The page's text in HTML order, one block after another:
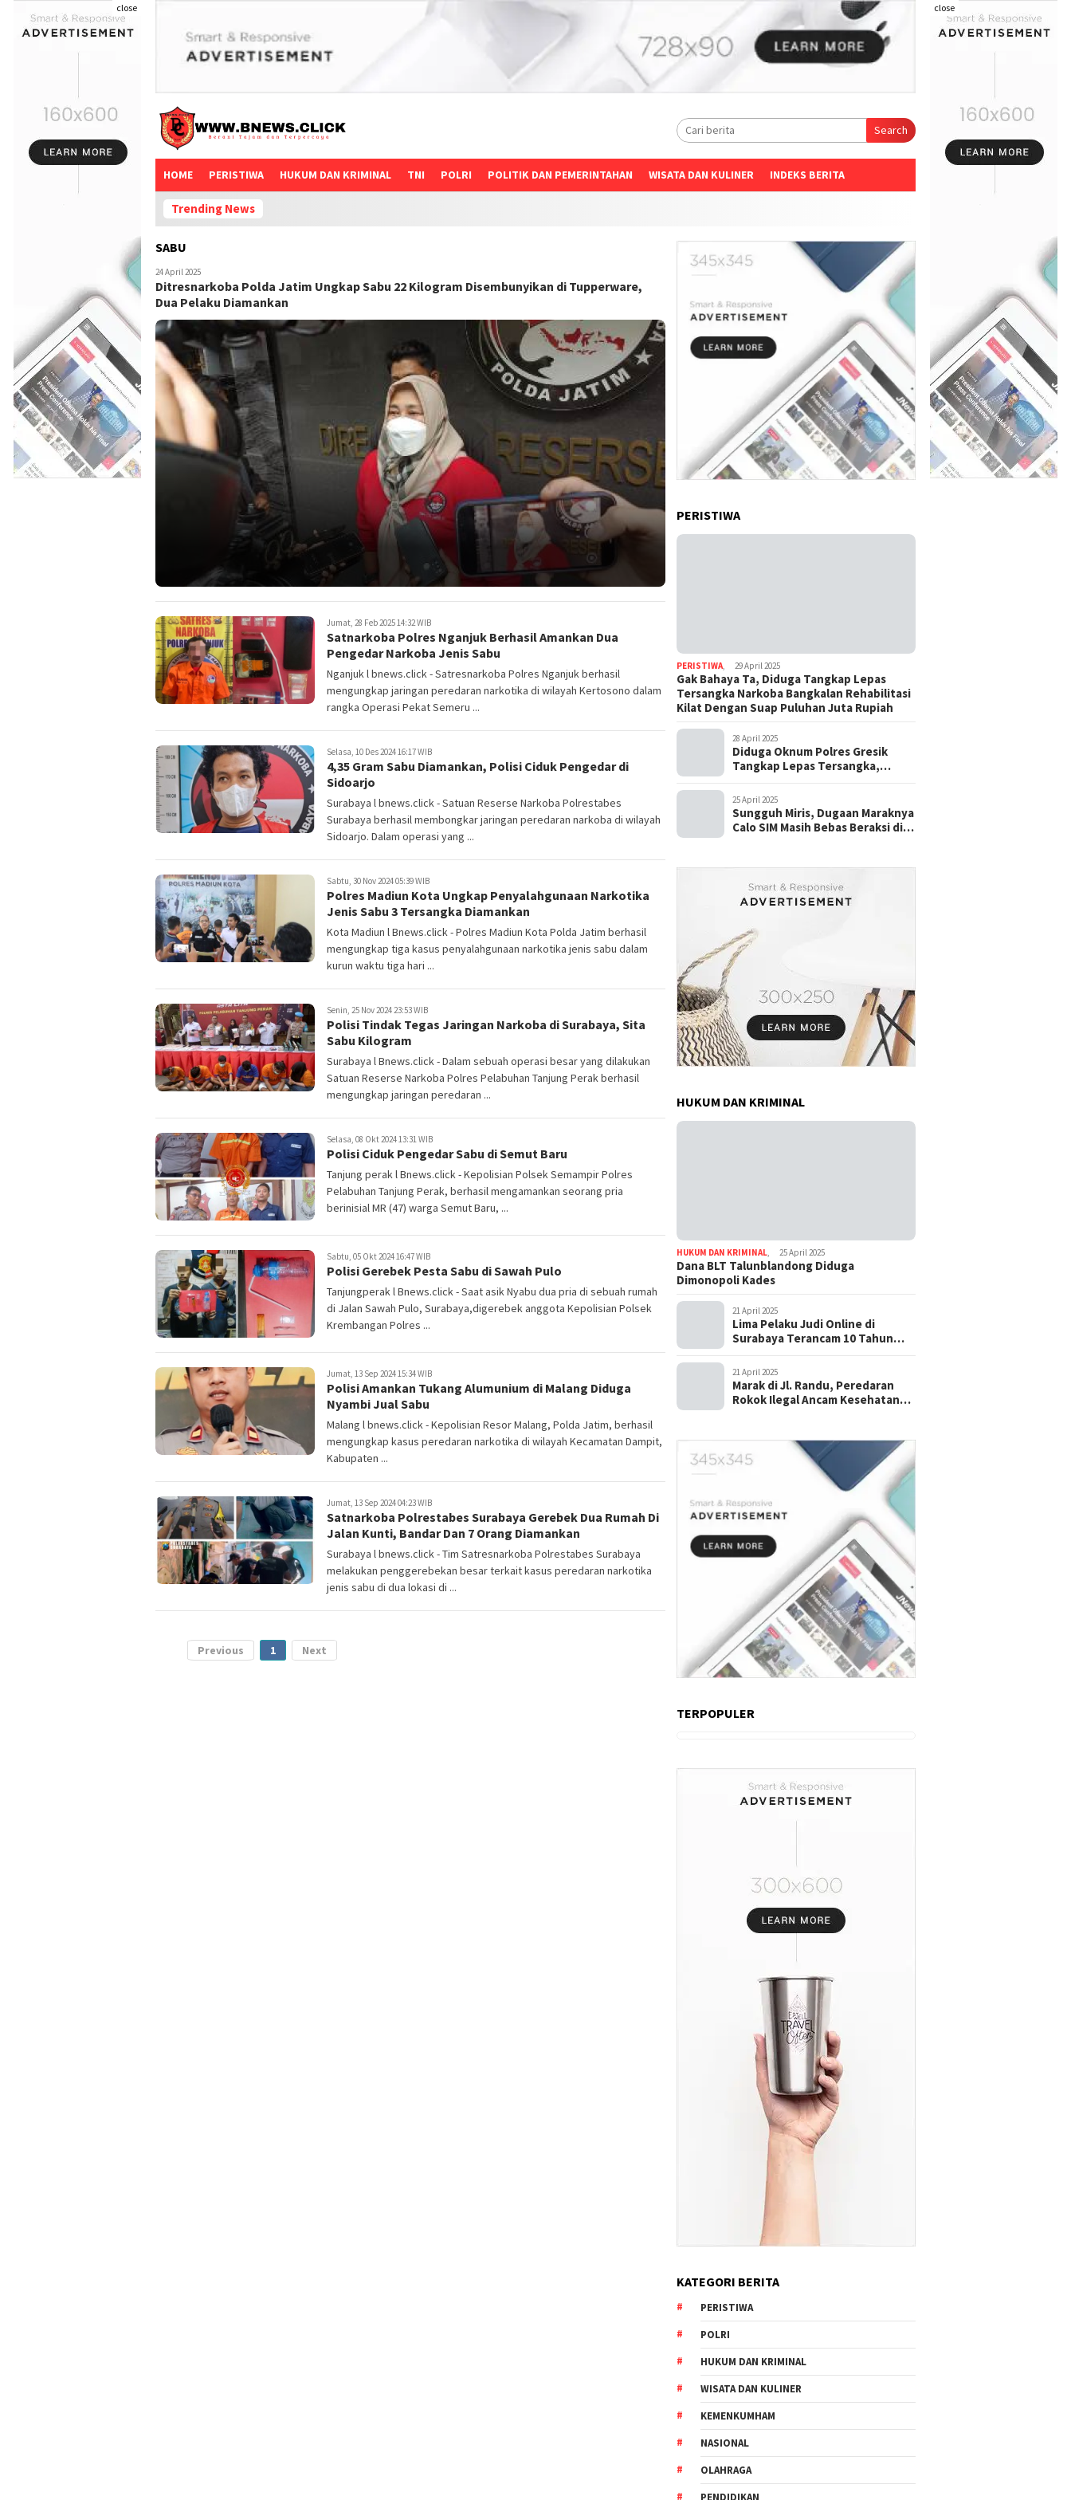
close close
Search
HOME PERISTIWA HUKUM DAN KRIMINAL TNI POLRI POLITIK DAN PEMERINTAHAN WISATA DAN KULINER INDEKS BERITA
Trending News
SABU
24 April 2025
Ditresnarkoba Polda Jatim Ungkap Sabu 22 Kilogram Disembunyikan di Tupperware,
Dua Pelaku Diamankan
Jumat, 28 Feb 2025 14:32 WIB
Satnarkoba Polres Nganjuk Berhasil Amankan Dua
Pengedar Narkoba Jenis Sabu
Nganjuk l bnews.click - Satresnarkoba Polres Nganjuk berhasil
mengungkap jaringan peredaran narkotika di wilayah Kertosono dalam
rangka Operasi Pekat Semeru ...
Selasa, 10 Des 2024 16:17 WIB
4,35 Gram Sabu Diamankan, Polisi Ciduk Pengedar di
Sidoarjo
Surabaya l bnews.click - Satuan Reserse Narkoba Polrestabes
Surabaya berhasil membongkar jaringan peredaran narkoba di wilayah
Sidoarjo. Dalam operasi yang ...
Sabtu, 30 Nov 2024 05:39 WIB
Polres Madiun Kota Ungkap Penyalahgunaan Narkotika
Jenis Sabu 3 Tersangka Diamankan
Kota Madiun l Bnews.click - Polres Madiun Kota Polda Jatim berhasil
mengungkap tiga kasus penyalahgunaan narkotika jenis sabu dalam
kurun waktu tiga hari ...
Senin, 25 Nov 2024 23:53 WIB
Polisi Tindak Tegas Jaringan Narkoba di Surabaya, Sita
Sabu Kilogram
Surabaya l Bnews.click - Dalam sebuah operasi besar yang dilakukan
Satuan Reserse Narkoba Polres Pelabuhan Tanjung Perak berhasil
mengungkap jaringan peredaran ...
Selasa, 08 Okt 2024 13:31 WIB
Polisi Ciduk Pengedar Sabu di Semut Baru
Tanjung perak l Bnews.click - Kepolisian Polsek Semampir Polres
Pelabuhan Tanjung Perak, berhasil mengamankan seorang pria
berinisial MR (47) warga Semut Baru, ...
Sabtu, 05 Okt 2024 16:47 WIB
Polisi Gerebek Pesta Sabu di Sawah Pulo
Tanjungperak l Bnews.click - Saat asik Nyabu dua pria di sebuah rumah
di Jalan Sawah Pulo, Surabaya,digerebek anggota Kepolisian Polsek
Krembangan Polres ...
Jumat, 13 Sep 2024 15:34 WIB
Polisi Amankan Tukang Alumunium di Malang Diduga
Nyambi Jual Sabu
Malang l bnews.click - Kepolisian Resor Malang, Polda Jatim, berhasil
mengungkap kasus peredaran narkotika di wilayah Kecamatan Dampit,
Kabupaten ...
Jumat, 13 Sep 2024 04:23 WIB
Satnarkoba Polrestabes Surabaya Gerebek Dua Rumah Di
Jalan Kunti, Bandar Dan 7 Orang Diamankan
Surabaya l bnews.click - Tim Satresnarkoba Polrestabes Surabaya
melakukan penggerebekan besar terkait kasus peredaran narkotika
jenis sabu di dua lokasi di ...
Previous 1 Next
PERISTIWA
PERISTIWA, 29 April 2025
Gak Bahaya Ta, Diduga Tangkap Lepas
Tersangka Narkoba Bangkalan Rehabilitasi
Kilat Dengan Suap Puluhan Juta Rupiah
28 April 2025
Diduga Oknum Polres Gresik
Tangkap Lepas Tersangka,
25 April 2025
Sungguh Miris, Dugaan Maraknya
Calo SIM Masih Bebas Beraksi di
HUKUM DAN KRIMINAL
HUKUM DAN KRIMINAL 25 April 2025
Dana BLT Talunblandong Diduga
Dimonopoli Kades
21 April 2025
Lima Pelaku Judi Online di
Surabaya Terancam 10 Tahun
21 April 2025
Marak di Jl. Randu, Peredaran
Rokok Ilegal Ancam Kesehatan
TERPOPULER
KATEGORI BERITA
PERISTIWA
POLRI
HUKUM DAN KRIMINAL
WISATA DAN KULINER
KEMENKUMHAM
NASIONAL
OLAHRAGA
PENDIDIKAN